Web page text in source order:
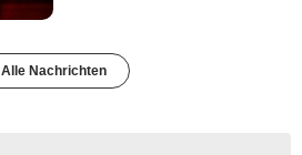
Alle Nachrichten